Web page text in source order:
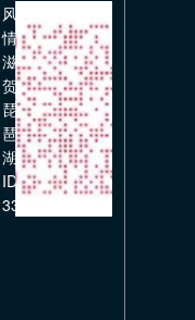
风
情
滋
贺
琵
琶
湖
ID:
336351626